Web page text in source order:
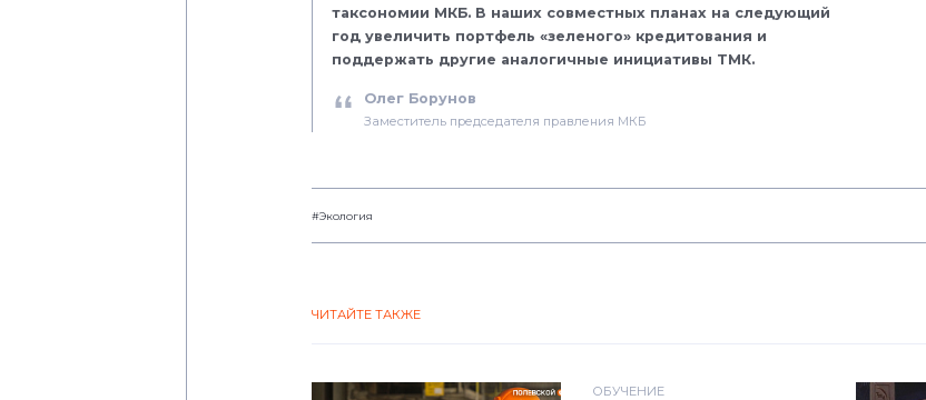
таксономии МКБ. В наших совместных планах на следующий
год увеличить портфель «зеленого» кредитования и
поддержать другие аналогичные инициативы ТМК.
Олег Борунов
Заместитель председателя правления МКБ
#Экология
ЧИТАЙТЕ ТАКЖЕ
ОБУЧЕНИЕ